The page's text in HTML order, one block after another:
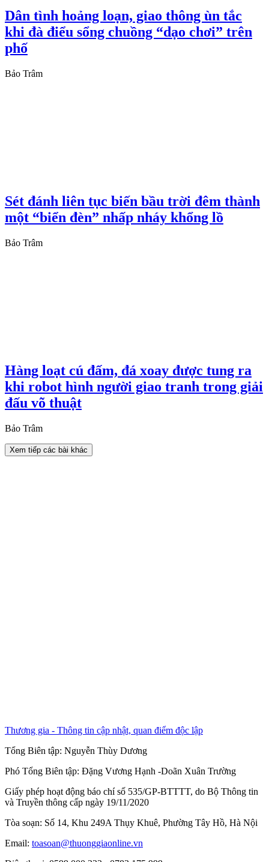
Dân tình hoảng loạn, giao thông ùn tắc
khi đà điểu sổng chuồng “dạo chơi” trên
phố
Bảo Trâm
Sét đánh liên tục biến bầu trời đêm thành
một “biển đèn” nhấp nháy khổng lồ
Bảo Trâm
Hàng loạt cú đấm, đá xoay được tung ra
khi robot hình người giao tranh trong giải
đấu võ thuật
Bảo Trâm
Xem tiếp các bài khác
Thương gia - Thông tin cập nhật, quan điểm độc lập
Tổng Biên tập: Nguyễn Thùy Dương
Phó Tổng Biên tập: Đặng Vương Hạnh -Doãn Xuân Trường
Giấy phép hoạt động báo chí số 535/GP-BTTTT, do Bộ Thông tin
và Truyền thông cấp ngày 19/11/2020
Tòa soạn: Số 14, Khu 249A Thụy Khuê, Phường Tây Hồ, Hà Nội
Email: toasoan@thuonggiaonline.vn